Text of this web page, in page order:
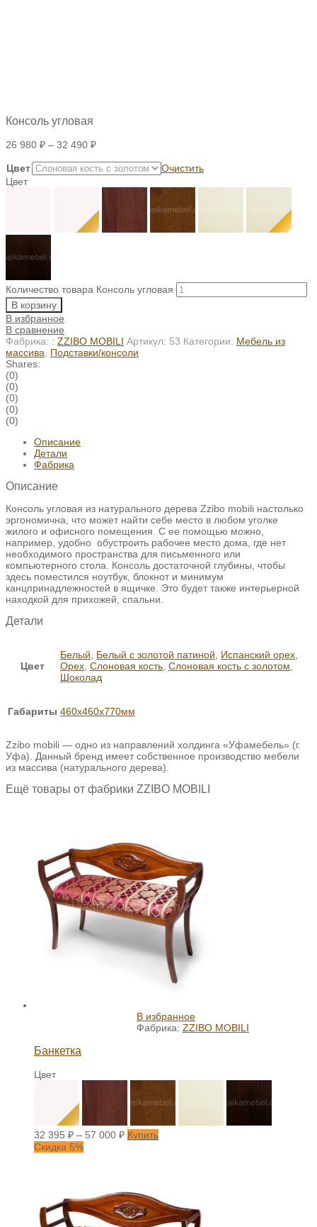
Консоль угловая
26 980 ₽ – 32 490 ₽
Цвет
Очистить
Цвет
Количество товара Консоль угловая
В корзину
В избранное
В сравнение
Фабрика: : ZZIBO MOBILI Артикул: 53 Категории: Мебель из
массива
Подставки/консоли
Shares:
(0)
(0)
(0)
(0)
(0)
Описание
Детали
Фабрика
Описание
Консоль угловая из натурального дерева Zzibo mobili настолько
эргономична, что может найти себе место в любом уголке
жилого и офисного помещения. С ее помощью можно,
например, удобно обустроить рабочее место дома, где нет
необходимого пространства для письменного или
компьютерного стола. Консоль достаточной глубины, чтобы
здесь поместился ноутбук, блокнот и минимум
канцпринадлежностей в ящичке. Это будет также интерьерной
находкой для прихожей, спальни.
Детали
Цвет
Белый, Белый с золотой патиной, Испанский орех,
Орех, Слоновая кость, Слоновая кость с золотом,
Шоколад
Габариты 460х460х770мм
Zzibo mobili — одно из направлений холдинга «Уфамебель» (г.
Уфа). Данный бренд имеет собственное производство мебели
из массива (натурального дерева).
Ещё товары от фабрики ZZIBO MOBILI
В избранное
Фабрика: ZZIBO MOBILI
Банкетка
Цвет
32 395 ₽ – 57 000 ₽ Купить
Скидка 5%